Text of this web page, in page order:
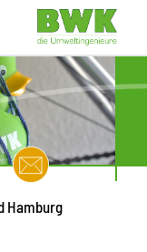
Hamburg